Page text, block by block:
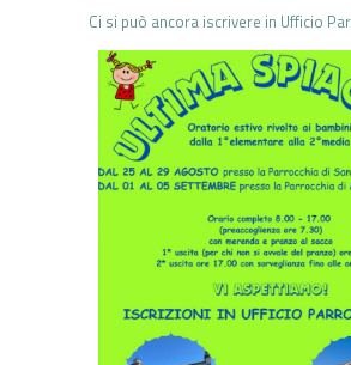
Ci si può ancora iscrivere in Ufficio